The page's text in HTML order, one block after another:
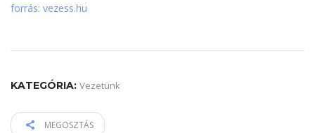
forrás: vezess.hu
KATEGÓRIA: Vezetünk
MEGOSZTÁS